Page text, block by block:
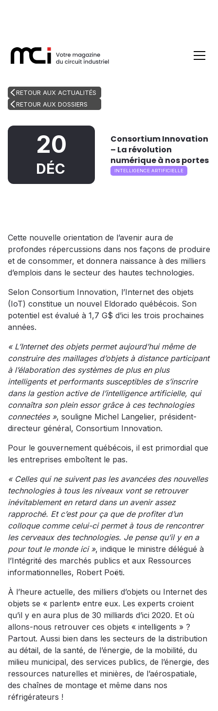
RETOUR AUX ACTUALITÉS
RETOUR AUX DOSSIERS
20
DÉC
Consortium Innovation
– La révolution
numérique à nos portes
INTELLIGENCE ARTIFICIELLE
Cette nouvelle orientation de l’avenir aura de
profondes répercussions dans nos façons de produire
et de consommer, et donnera naissance à des milliers
d’emplois dans le secteur des hautes technologies.
Selon Consortium Innovation, l’Internet des objets
(IoT) constitue un nouvel Eldorado québécois. Son
potentiel est évalué à 1,7 G$ d’ici les trois prochaines
années.
« L’Internet des objets permet aujourd’hui même de
construire des maillages d’objets à distance participant
à l’élaboration des systèmes de plus en plus
intelligents et performants susceptibles de s’inscrire
dans la gestion active de l’intelligence artificielle, qui
connaîtra son plein essor grâce à ces technologies
connectées », souligne Michel Langelier, président-
directeur général, Consortium Innovation.
Pour le gouvernement québécois, il est primordial que
les entreprises emboîtent le pas.
« Celles qui ne suivent pas les avancées des nouvelles
technologies à tous les niveaux vont se retrouver
inévitablement en retard dans un avenir assez
rapproché. Et c’est pour ça que de profiter d’un
colloque comme celui-ci permet à tous de rencontrer
les cerveaux des technologies. Je pense qu’il y en a
pour tout le monde ici », indique le ministre délégué à
l’Intégrité des marchés publics et aux Ressources
informationnelles, Robert Poëti.
À l’heure actuelle, des milliers d’objets ou Internet des
objets se « parlent» entre eux. Les experts croient
qu’il y en aura plus de 30 milliards d’ici 2020. Et où
allons-nous retrouver ces objets « intelligents » ?
Partout. Aussi bien dans les secteurs de la distribution
au détail, de la santé, de l’énergie, de la mobilité, du
milieu municipal, des services publics, de l’énergie, des
ressources naturelles et minières, de l’aérospatiale,
des chaînes de montage et même dans nos
réfrigérateurs !